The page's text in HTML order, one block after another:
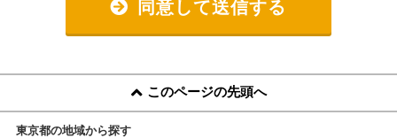
同意して送信する
このページの先頭へ
東京都の地域から探す